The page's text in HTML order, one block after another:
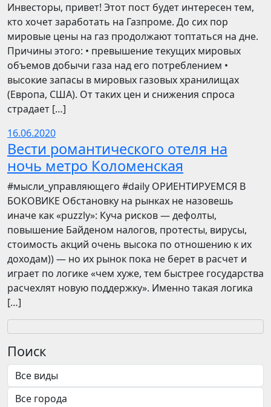
Инвесторы, привет! Этот пост будет интересен тем,
кто хочет заработать на Газпроме. До сих пор
мировые цены на газ продолжают топтаться на дне.
Причины этого: • превышение текущих мировых
объемов добычи газа над его потреблением •
высокие запасы в мировых газовых хранилищах
(Европа, США). От таких цен и снижения спроса
страдает […]
16.06.2020
Вести романтического отеля на
ночь метро Коломенская
​​#мысли_управляющего #daily ОРИЕНТИРУЕМСЯ В
БОКОВИКЕ Обстановку на рынках не назовешь
иначе как «puzzly»: Куча рисков — дефолты,
повышение Байденом налогов, протесты, вирусы,
стоимость акций очень высока по отношению к их
доходам)) — но их рынок пока не берет в расчет и
играет по логике «чем хуже, тем быстрее государства
расчехлят новую поддержку». Именно такая логика
[…]
Поиск